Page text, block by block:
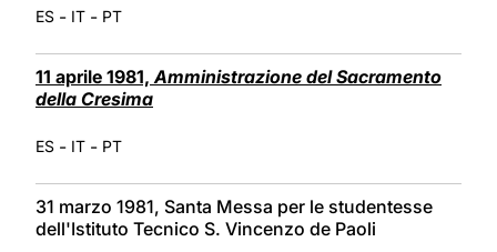
ES - IT - PT
11 aprile 1981, Amministrazione del Sacramento
della Cresima
ES - IT - PT
31 marzo 1981, Santa Messa per le studentesse
dell'Istituto Tecnico S. Vincenzo de Paoli